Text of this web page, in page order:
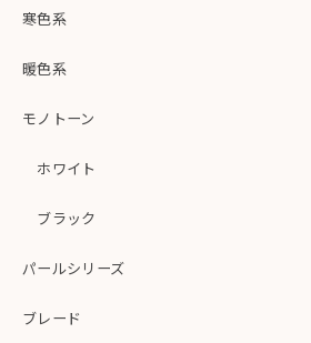
寒色系
暖色系
モノトーン
ホワイト
ブラック
パールシリーズ
ブレード